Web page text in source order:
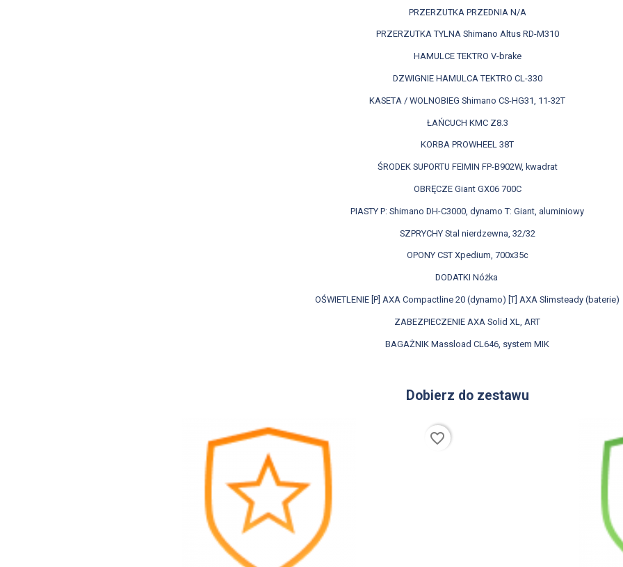
PRZERZUTKA PRZEDNIA N/A
PRZERZUTKA TYLNA Shimano Altus RD-M310
HAMULCE TEKTRO V-brake
DZWIGNIE HAMULCA TEKTRO CL-330
KASETA / WOLNOBIEG Shimano CS-HG31, 11-32T
ŁAŃCUCH KMC Z8.3
KORBA PROWHEEL 38T
ŚRODEK SUPORTU FEIMIN FP-B902W, kwadrat
OBRĘCZE Giant GX06 700C
PIASTY P: Shimano DH-C3000, dynamo T: Giant, aluminiowy
SZPRYCHY Stal nierdzewna, 32/32
OPONY CST Xpedium, 700x35c
DODATKI Nóżka
OŚWIETLENIE [P] AXA Compactline 20 (dynamo) [T] AXA Slimsteady (baterie)
ZABEZPIECZENIE AXA Solid XL, ART
BAGAŻNIK Massload CL646, system MIK
Dobierz do zestawu
favorite_border